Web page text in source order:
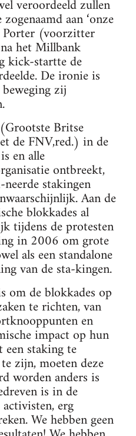
veroordeeld zullen
aan ‘onze
Porter (voorzitter
het Millbank
kick-startte de
De ironie is
zij
Britse
de FNV,red.) in de
en alle
ontbreekt,
stakingen
Aan de
blokkades al
tijdens de protesten
in 2006 om grote
als een standalone
van de sta-kingen.
om de blokkades op
te richten, van
en
impact op hun
staking te
zijn, moeten deze
worden anders is
is in de
erg
We hebben geen